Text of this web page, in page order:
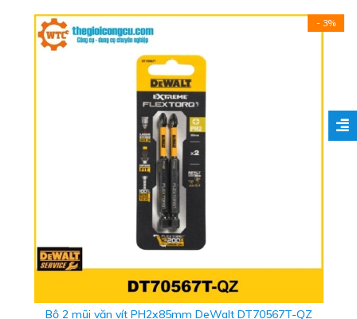
- 3%
Bộ 2 mũi vặn vít PH2x85mm DeWalt DT70567T-QZ